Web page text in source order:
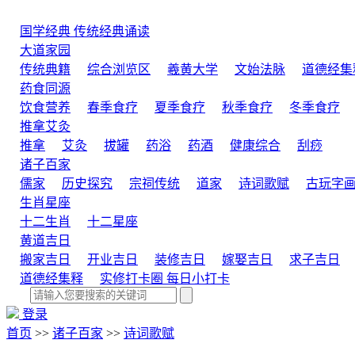
国学经典 传统经典诵读
大道家园
传统典籍
综合浏览区 羲黄大学 文始法脉
道德经集
药食同源
饮食营养
春季食疗 夏季食疗 秋季食疗 冬季食疗
推拿艾灸
推拿
艾灸 拔罐 药浴 药酒 健康综合
刮痧
诸子百家
儒家
历史探究 宗祠传统 道家 诗词歌赋 古玩字画
生肖星座
十二生肖
十二星座
黄道吉日
搬家吉日
开业吉日 装修吉日 嫁娶吉日
求子吉日
道德经集释
实修打卡圈 每日小打卡
登录
首页 >> 诸子百家 >> 诗词歌赋